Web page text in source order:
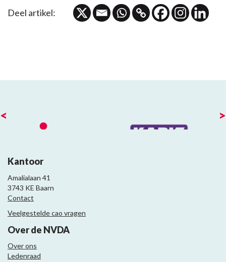
Deel artikel:
< >
Kantoor
Amalialaan 41
3743 KE Baarn
Contact
Veelgestelde cao vragen
Over de NVDA
Over ons
Ledenraad